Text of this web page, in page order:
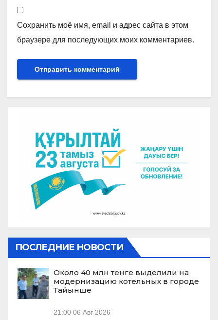
Сохранить моё имя, email и адрес сайта в этом
браузере для последующих моих комментариев.
ПОСЛЕДНИЕ НОВОСТИ
Около 40 млн тенге выделили на
модернизацию котельных в городе
Тайынше
21:00 06 Авг 2026